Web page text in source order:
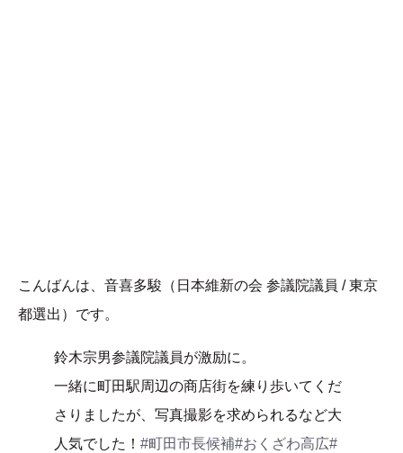
こんばんは、音喜多駿（日本維新の会 参議院議員 / 東京
都選出）です。
鈴木宗男参議院議員が激励に。
一緒に町田駅周辺の商店街を練り歩いてくだ
さりましたが、写真撮影を求められるなど大
人気でした！ #町田市長候補#おくざわ高広#